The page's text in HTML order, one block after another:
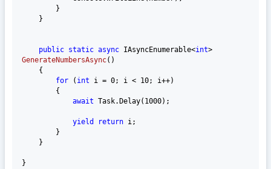
public static async IAsyncEnumerable<int
GenerateNumbersAsync()
for ( int i = 0; i < 10; i++)
await Task.Delay( 1000);
yield return i;